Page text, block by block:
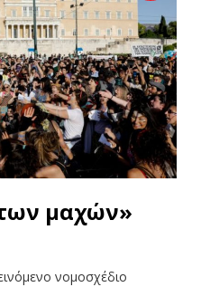
μαχών»
νομοσχέδιο